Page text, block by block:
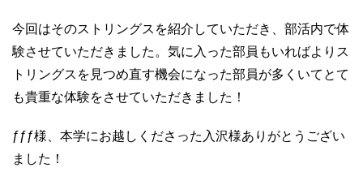
今回はそのストリングスを紹介していただき、部活内で体
験させていただきました。気に入った部員もいればよりス
トリングスを見つめ直す機会になった部員が多くいてとて
も貴重な体験をさせていただきました！
ƒƒƒ様、本学にお越しくださった入沢様ありがとうござい
ました！